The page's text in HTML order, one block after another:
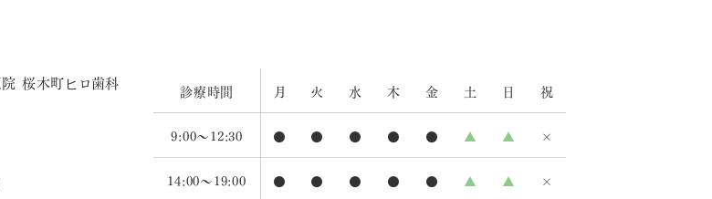
診療時間 月 火 水 木 金 土 日 祝
9:00～12:30 ● ● ● ● ● ▲ ▲ ×
14:00～19:00 ● ● ● ● ● ▲ ▲ ×